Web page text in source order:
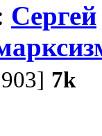
Сергей
7k